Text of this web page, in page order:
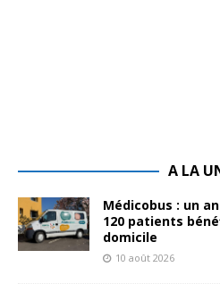
A LA
Médicobus : un
120 patients
domicile
10 août 2026